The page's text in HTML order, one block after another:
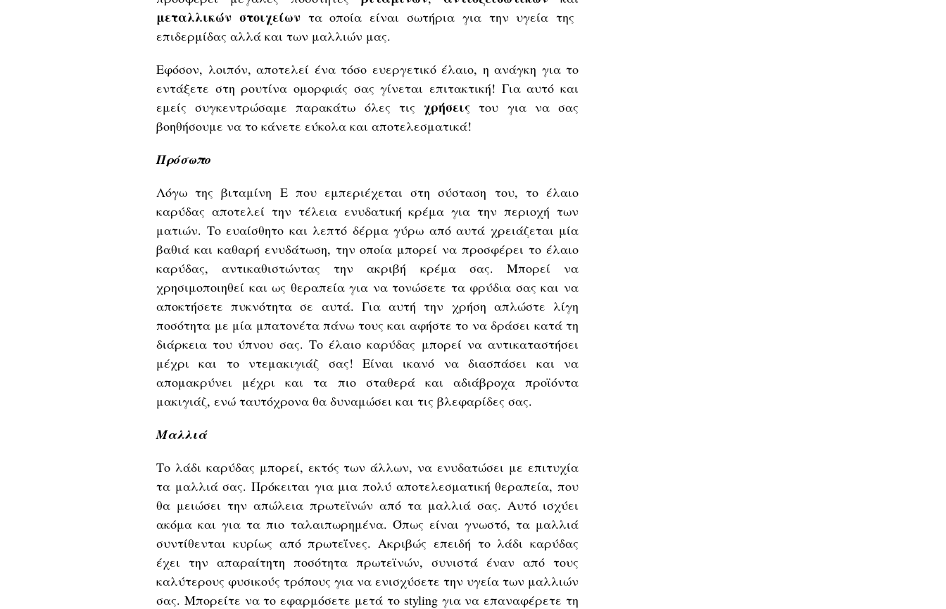
μεταλλικών στοιχείωντα οποία είναι σωτήρια για την υγεία της
επιδερμίδας αλλά και των μαλλιών μας.
Εφόσον, λοιπόν, αποτελεί ένα τόσο ευεργετικό έλαιο, η ανάγκη για το
εντάξετε στη ρουτίνα ομορφιάς σας γίνεται επιτακτική! Για αυτό και
εμείς συγκεντρώσαμε παρακάτω όλες τιςχρήσεις του για να σας
βοηθήσουμε να το κάνετε εύκολα και αποτελεσματικά!
Πρόσωπο
Λόγω της βιταμίνη Ε που εμπεριέχεται στη σύσταση του, το έλαιο
καρύδας αποτελεί την τέλεια ενυδατική κρέμα για την περιοχή των
ματιών. Το ευαίσθητο και λεπτό δέρμα γύρω από αυτά χρειάζεται μία
βαθιά και καθαρή ενυδάτωση, την οποία μπορεί να προσφέρει το έλαιο
καρύδας, αντικαθιστώντας την ακριβή κρέμα σας. Μπορεί να
χρησιμοποιηθεί και ως θεραπεία για να τονώσετε τα φρύδια σας και να
αποκτήσετε πυκνότητα σε αυτά. Για αυτή την χρήση απλώστε λίγη
ποσότητα με μία μπατονέτα πάνω τους και αφήστε το να δράσει κατά τη
διάρκεια του ύπνου σας. Το έλαιο καρύδας μπορεί να αντικαταστήσει
μέχρι και το ντεμακιγιάζ σας! Είναι ικανό να διασπάσει και να
απομακρύνει μέχρι και τα πιο σταθερά και αδιάβροχα προϊόντα
μακιγιάζ, ενώ ταυτόχρονα θα δυναμώσει και τις βλεφαρίδες σας.
Μαλλιά
Το λάδι καρύδας μπορεί, εκτός των άλλων, να ενυδατώσει με επιτυχία
τα μαλλιά σας. Πρόκειται για μια πολύ αποτελεσματική θεραπεία, που
θα μειώσει την απώλεια πρωτεϊνών από τα μαλλιά σας. Αυτό ισχύει
ακόμα και για τα πιο ταλαιπωρημένα. Όπως είναι γνωστό, τα μαλλιά
συντίθενται κυρίως από πρωτεΐνες. Ακριβώς επειδή το λάδι καρύδας
έχει την απαραίτητη ποσότητα πρωτεϊνών, συνιστά έναν από τους
καλύτερους φυσικούς τρόπους για να ενισχύσετε την υγεία των μαλλιών
σας. Μπορείτε να το εφαρμόσετε μετά το styling για να επαναφέρετε τη